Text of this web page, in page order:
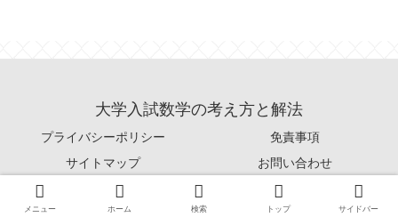
大学入試数学の考え方と解法
プライバシーポリシー
免責事項
サイトマップ
お問い合わせ
© 2019-2026 大学入試数学の考え方と解法.
メニュー ホーム 検索 トップ サイドバー